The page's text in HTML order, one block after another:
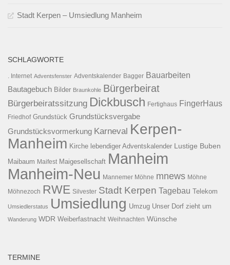
Stadt Kerpen – Umsiedlung Manheim
SCHLAGWORTE
. Internet Adventsfenster Adventskalender Bagger Bauarbeiten
Bautagebuch Bilder Braunkohle Bürgerbeirat
Bürgerbeiratssitzung Dickbusch Fertighaus FingerHaus
Friedhof Grundstück Grundstücksvergabe
Grundstücksvormerkung Karneval Kerpen-
Manheim Kirche lebendiger Adventskalender Lustige Buben
Maibaum Maifest Maigesellschaft Manheim
Manheim-Neu Mannemer Möhne mnews Möhne
Möhnezoch RWE Silvester Stadt Kerpen Tagebau Telekom
Umsiedlerstatus Umsiedlung Umzug Unser Dorf zieht um
Wanderung WDR Weiberfastnacht Weihnachten Wünsche
TERMINE